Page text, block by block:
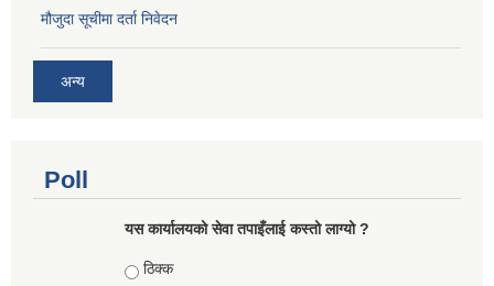
मौजुदा सूचीमा दर्ता निवेदन
अन्य
Poll
यस कार्यालयको सेवा तपाइँलाई कस्तो लाग्यो ?
Choices
ठिक्क